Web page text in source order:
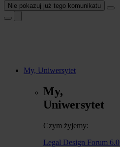
Nie pokazuj już tego komunikatu
My, Uniwersytet
My,
Uniwersytet
Czym żyjemy:
Legal Design Forum 6.0